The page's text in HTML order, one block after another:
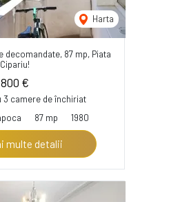
Harta
decomandate, 87 mp, Piata
Cipariu!
800 €
3 camere de închiriat
87 mp 1980
multe detalii